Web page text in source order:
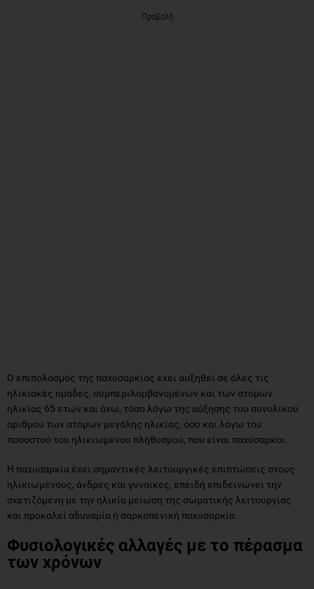
Προβολή
Ο επιπολασμός της παχυσαρκίας έχει αυξηθεί σε όλες τις
ηλικιακές ομάδες, συμπεριλαμβανομένων και των ατόμων
ηλικίας 65 ετών και άνω, τόσο λόγω της αύξησης του συνολικού
αριθμού των ατόμων μεγάλης ηλικίας, όσο και λόγω του
ποσοστού του ηλικιωμένου πληθυσμού, που είναι παχύσαρκοι.
Η παχυσαρκία έχει σημαντικές λειτουργικές επιπτώσεις στους
ηλικιωμένους, άνδρες και γυναίκες, επειδή επιδεινώνει την
σχετιζόμενη με την ηλικία μείωση της σωματικής λειτουργίας
και προκαλεί αδυναμία ή σαρκοπενική παχυσαρκία.
Φυσιολογικές αλλαγές με το πέρασμα
των χρόνων